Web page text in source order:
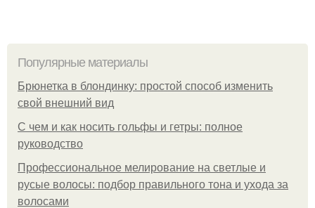
Популярные материалы
Брюнетка в блондинку: простой способ изменить
свой внешний вид
С чем и как носить гольфы и гетры: полное
руководство
Профессиональное мелирование на светлые и
русые волосы: подбор правильного тона и ухода за
волосами